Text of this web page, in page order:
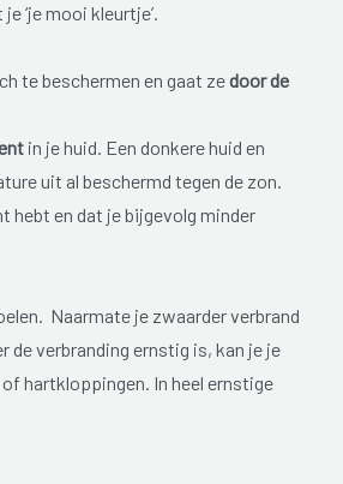
‘je mooi kleurtje’.
te beschermen en gaat zedoor de
in je huid. Een donkere huid en
uit al beschermd tegen de zon.
hebt en dat je bijgevolg minder
Naarmate je zwaarder verbrand
de verbranding ernstig is, kan je je
hartkloppingen. In heel ernstige